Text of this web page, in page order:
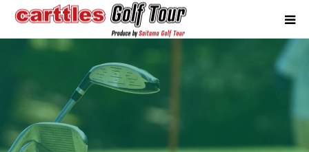
競技概要
年間スケジュール